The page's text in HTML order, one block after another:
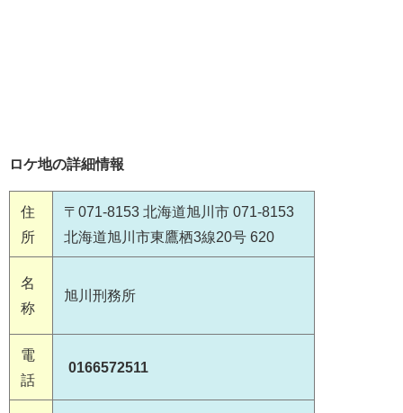
ロケ地の詳細情報
住
所
〒071-8153 北海道旭川市 071-8153
北海道旭川市東鷹栖3線20号 620
名
称
旭川刑務所
電
話
0166572511